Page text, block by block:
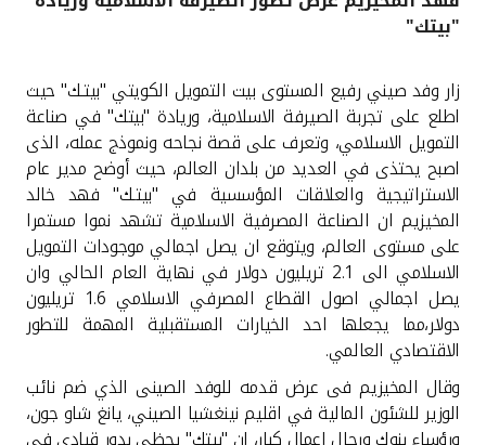
القنوات المصرفية
أدوات وخدمات
خدمات ما بعد البيع
اتصل بنا
مواقع الفروع وأجهزة الصرف الآلي
ألمانيا
ماليزيا
"بيتك"
زار وفد صيني رفيع المستوى بيت التمويل الكويتي "بيتـك" حيث
اطلع على تجربة الصيرفة الاسلامية، وريادة "بيتك" في صناعة
التمويل الاسلامي، وتعرف على قصة نجاحه ونموذج عمله، الذى
اصبح يحتذى في العديد من بلدان العالم، حيث أوضح مدير عام
الاستراتيجية والعلاقات المؤسسية في "بيتـك" فهد خالد
المخيزيم ان الصناعة المصرفية الاسلامية تشهد نموا مستمرا
على مستوى العالم، ويتوقع ان يصل اجمالي موجودات التمويل
الاسلامي الى 2.1 تريليون دولار في نهاية العام الحالي وان
يصل اجمالي اصول القطاع المصرفي الاسلامي 1.6 تريليون
دولار،مما يجعلها احد الخيارات المستقبلية المهمة للتطور
الاقتصادي العالمي.
وقال المخيزيم فى عرض قدمه للوفد الصينى الذي ضم نائب
الوزير للشئون المالية في اقليم نينغشيا الصيني، يانغ شاو جون،